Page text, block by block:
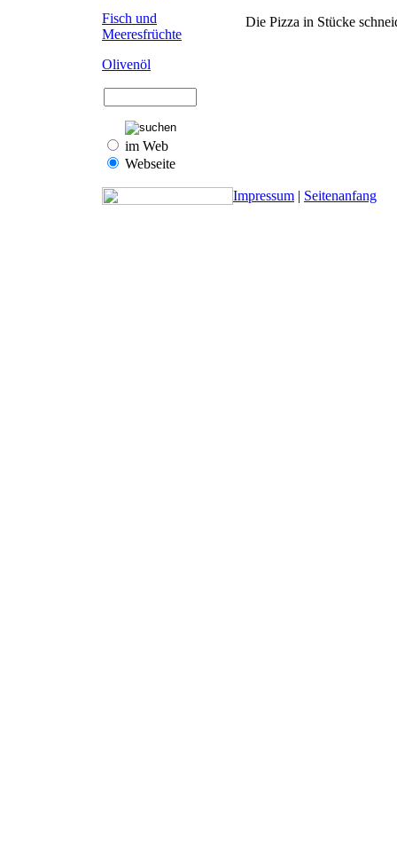
Fisch und
Meeresfrüchte
Olivenöl
im Web
Webseite
Die Pizza in Stücke
Impressum | Seitenanfang